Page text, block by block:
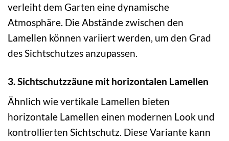
verleiht dem Garten eine dynamische
Atmosphäre. Die Abstände zwischen den
Lamellen können variiert werden, um den Grad
des Sichtschutzes anzupassen.
3. Sichtschutzzäune mit horizontalen Lamellen
Ähnlich wie vertikale Lamellen bieten
horizontale Lamellen einen modernen Look und
kontrollierten Sichtschutz. Diese Variante kann